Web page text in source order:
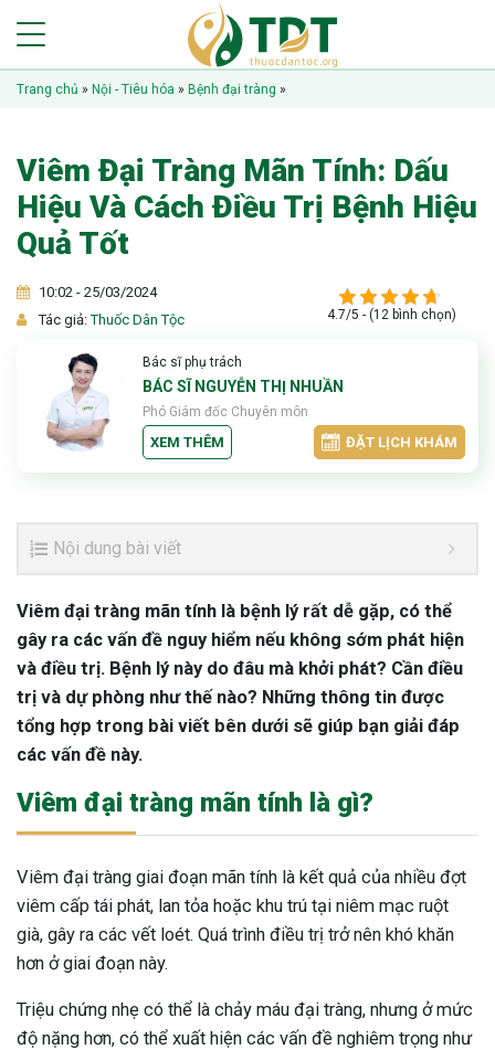
Trang chủ » Nội - Tiêu hóa » Bệnh đại tràng »
Viêm Đại Tràng Mãn Tính: Dấu
Hiệu Và Cách Điều Trị Bệnh Hiệu
Quả Tốt
10:02 - 25/03/2024
Tác giả:Thuốc Dân Tộc 4.7/5 - (12 bình chọn)
Bác sĩ phụ trách
BÁC SĨ NGUYỄN THỊ NHUẦN
Phó Giám đốc Chuyên môn
XEM THÊM ĐẶT LỊCH KHÁM
Nội dung bài viết
Viêm đại tràng mãn tính là bệnh lý rất dễ gặp, có thể
gây ra các vấn đề nguy hiểm nếu không sớm phát hiện
và điều trị. Bệnh lý này do đâu mà khởi phát? Cần điều
trị và dự phòng như thế nào? Những thông tin được
tổng hợp trong bài viết bên dưới sẽ giúp bạn giải đáp
các vấn đề này.
Viêm đại tràng mãn tính là gì?
Viêm đại tràng giai đoạn mãn tính là kết quả của nhiều đợt
viêm cấp tái phát, lan tỏa hoặc khu trú tại niêm mạc ruột
già, gây ra các vết loét. Quá trình điều trị trở nên khó khăn
hơn ở giai đoạn này.
Triệu chứng nhẹ có thể là chảy máu đại tràng, nhưng ở mức
độ nặng hơn, có thể xuất hiện các vấn đề nghiêm trọng như